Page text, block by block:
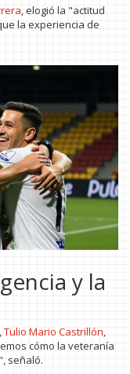
, elogió la "actitud
la experiencia de
y la
Tulio Mario Castrillón,
cómo la veteranía
señaló.